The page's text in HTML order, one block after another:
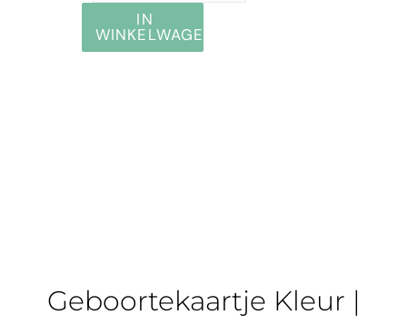
IN
WINKELWAGEN
Geboortekaartje Kleur |